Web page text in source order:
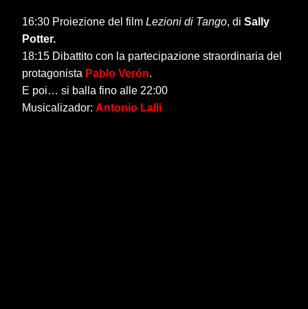
16:30 Proiezione del filmLezioni di Tango, diSally
Potter.
18:15 Dibattito con la partecipazione straordinaria del
protagonista Pablo Verón.
E poi… si balla fino alle 22:00
Musicalizador:Antonio Lalli